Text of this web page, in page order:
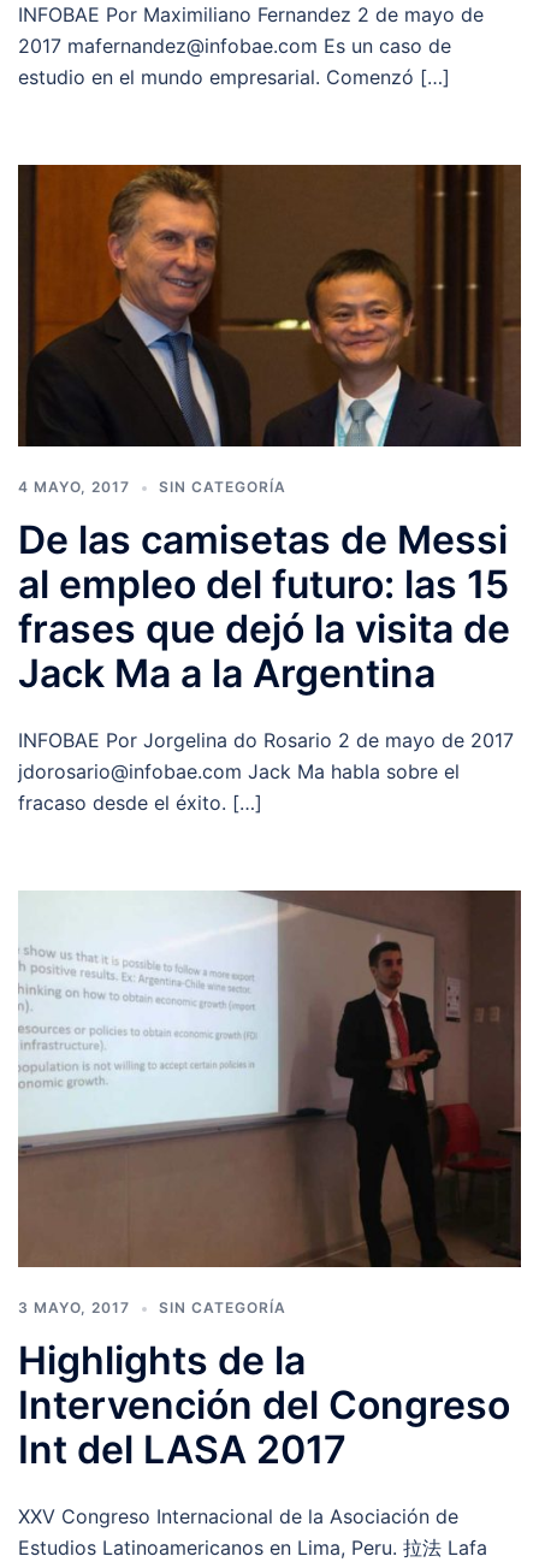
INFOBAE Por Maximiliano Fernandez 2 de mayo de
2017 mafernandez@infobae.com Es un caso de
estudio en el mundo empresarial. Comenzó […]
4 MAYO, 2017 SIN CATEGORÍA
De las camisetas de Messi
al empleo del futuro: las 15
frases que dejó la visita de
Jack Ma a la Argentina
INFOBAE Por Jorgelina do Rosario 2 de mayo de 2017
jdorosario@infobae.com Jack Ma habla sobre el
fracaso desde el éxito. […]
3 MAYO, 2017 SIN CATEGORÍA
Highlights de la
Intervención del Congreso
Int del LASA 2017
XXV Congreso Internacional de la Asociación de
Estudios Latinoamericanos en Lima, Peru. 拉法 Lafa